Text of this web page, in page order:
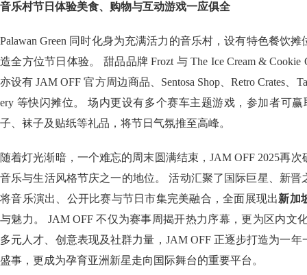
音乐村节日体验美食、购物与互动游戏一应俱全
Palawan Green 同时化身为充满活力的音乐村，设有特色餐饮
造全方位节日体验。 甜品品牌 Frozt 与 The Ice Cream &
亦设有 JAM OFF 官方周边商品、Sentosa Shop、Retro Crates、
ery 等快闪摊位。 场内更设有多个赛车主题游戏，参加者可赢
子、袜子及贴纸等礼品，将节日气氛推至高峰。
随着灯光渐暗，一个难忘的周末圆满结束，JAM OFF 2025再
音乐与生活风格节庆之一的地位。 活动汇聚了国际巨星、新晋
将音乐演出、公开比赛与节日市集完美融合，全面展现出新加
与魅力。 JAM OFF 不仅为赛事周揭开热力序幕，更为区内文
多元人才、创意表现及社群力量，JAM OFF 正逐步打造为一
盛事，更成为孕育亚洲新星走向国际舞台的重要平台。